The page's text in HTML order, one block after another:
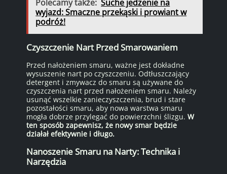
Polecamy także: Suche jedzenie na
wyjazd: Smaczne przekąski i prowiant w
podróż!
Czyszczenie Nart Przed Smarowaniem
Przed nałożeniem smaru, ważne jest dokładne
wysuszenie nart po czyszczeniu. Odtłuszczający
detergent i zmywacz do smaru są używane do
czyszczenia nart przed nałożeniem smaru. Należy
usunąć wszelkie zanieczyszczenia, brud i stare
pozostałości smaru, aby nowa warstwa smaru
mogła dobrze przylegać do powierzchni ślizgu. W
ten sposób zapewnisz, że nowy smar będzie
działał efektywnie i długo.
Nanoszenie Smaru na Narty: Technika i
Narzędzia